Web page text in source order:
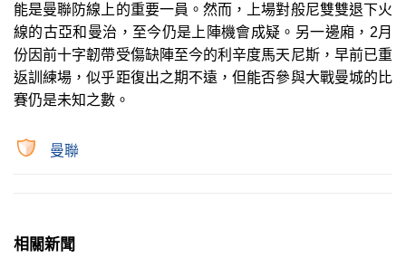
能是曼聯防線上的重要一員。然而，上場對般尼雙雙退下火
線的古亞和曼治，至今仍是上陣機會成疑。另一邊廂，2月
份因前十字韌帶受傷缺陣至今的利辛度馬天尼斯，早前已重
返訓練場，似乎距復出之期不遠，但能否參與大戰曼城的比
賽仍是未知之數。
曼聯
相關新聞